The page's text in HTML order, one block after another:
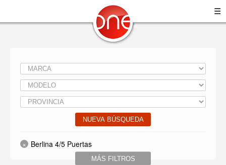
☰
NUEVA BÚSQUEDA
MÁS FILTROS
Berlina 4/5 Puertas